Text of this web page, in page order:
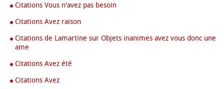
Citations Vous n'avez pas besoin
Citations Avez raison
Citations de Lamartine sur Objets inanimes avez vous donc une
ame
Citations Avez été
Citations Avez